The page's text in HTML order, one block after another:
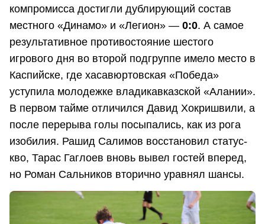
компромисса достигли дублирующий состав
местного «Динамо» и «Легион» — 0:0. А самое
результативное противостояние шестого
игрового дня во второй подгруппе имело место в
Каспийске, где хасавюртовская «Победа»
уступила молодежке владикавказской «Алании».
В первом тайме отличился Давид Хокришвили, а
после перерыва голы посыпались, как из рога
изобилия. Рашид Салимов восстановил статус-
кво, Тарас Гаглоев вновь вывел гостей вперед,
но Роман Сальников вторично уравнял шансы.